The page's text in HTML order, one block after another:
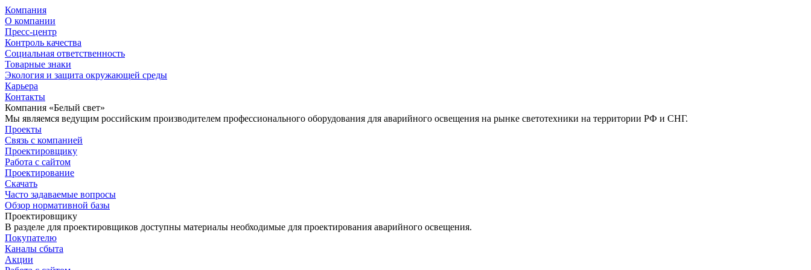
Компания
О компании
Пресс-центр
Контроль качества
Социальная ответственность
Товарные знаки
Экология и защита окружающей среды
Карьера
Контакты
Компания «Белый свет»
Мы являемся ведущим российским производителем профессионального оборудования для аварийного освещения на рынке светотехники на территории РФ и СНГ.
Проекты
Связь с компанией
Проектировщику
Работа с сайтом
Проектирование
Скачать
Часто задаваемые вопросы
Обзор нормативной базы
Проектировщику
В разделе для проектировщиков доступны материалы необходимые для проектирования аварийного освещения.
Покупателю
Каналы сбыта
Акции